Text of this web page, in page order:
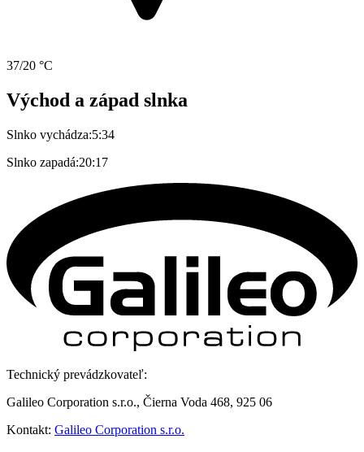
37/20 °C
Východ a západ slnka
Slnko vychádza:5:34
Slnko zapadá:20:17
Technický prevádzkovateľ:
Galileo Corporation s.r.o., Čierna Voda 468, 925 06
Kontakt: Galileo Corporation s.r.o.